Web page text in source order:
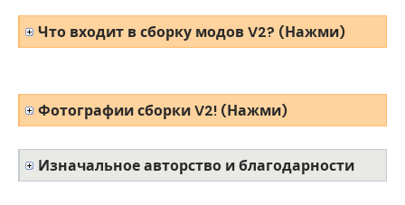
Что входит в сборку модов V2? (Нажми)
Фотографии сборки V2! (Нажми)
Изначальное авторство и благодарности